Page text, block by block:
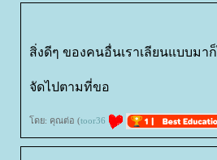
สิ่งดีๆ ของคนอื่นเราเลียนแบบม
จัดไปตามที่ขอ
ดย: คุณต่อ (toor36